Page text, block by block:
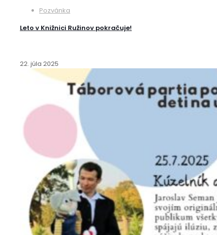
Pozvánka
Leto v Knižnici Ružinov pokračuje!
22. júla 2025